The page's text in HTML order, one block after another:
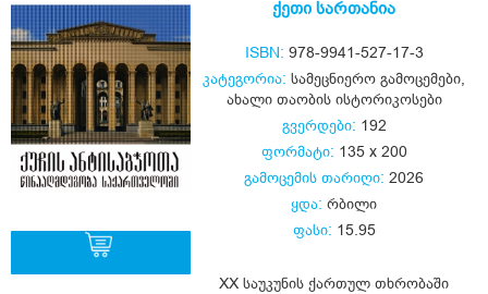
ქეთი სართანია
ISBN: 978-9941-527-17-3
კატეგორია: სამეცნიერო გამოცემები
ახალი თაობის ისტორიკოსები
გვერდები: 192
ფორმატი: 135 x 200
გამოცემის თარიღი: 2026
ყდა: რბილი
ფასი: 15.95
XX საუკუნის ქართულ თხრობაში